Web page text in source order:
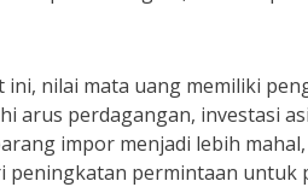
nilai mata uang memiliki
arus perdagangan, investasi
impor menjadi lebih
peningkatan permintaan untuk